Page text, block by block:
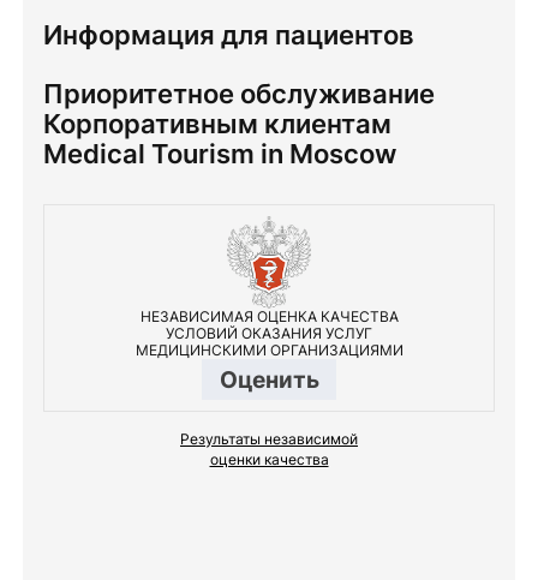
Информация для пациентов
Приоритетное обслуживание
Корпоративным клиентам
Medical Tourism in Moscow
НЕЗАВИСИМАЯ ОЦЕНКА КАЧЕСТВА
УСЛОВИЙ ОКАЗАНИЯ УСЛУГ
МЕДИЦИНСКИМИ ОРГАНИЗАЦИЯМИ
Оценить
Результаты независимой
оценки качества